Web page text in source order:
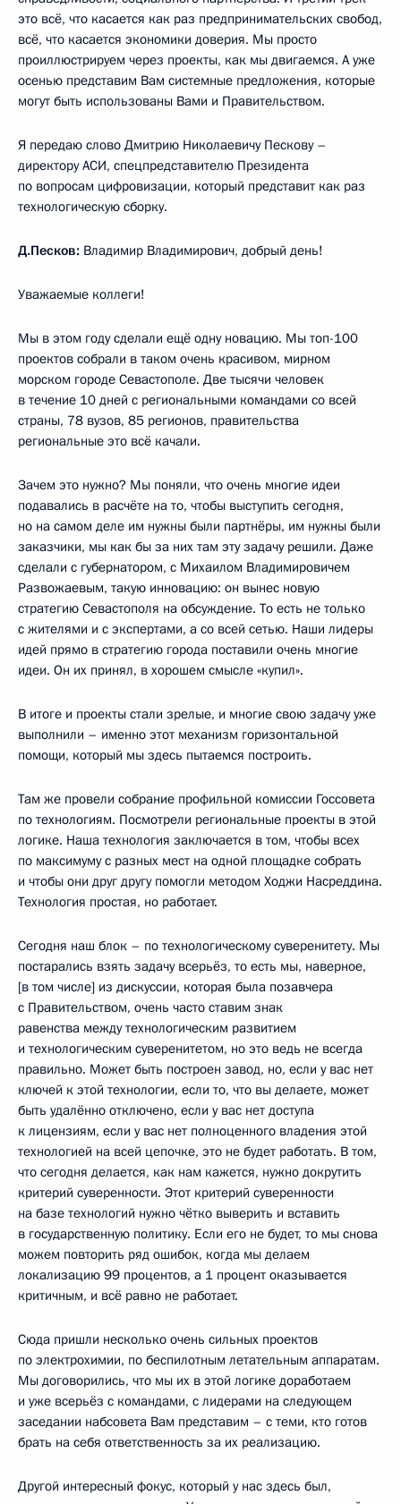
это всё, что касается как раз предпринимательских свобод,
всё, что касается экономики доверия. Мы просто
проиллюстрируем через проекты, как мы двигаемся. А уже
осенью представим Вам системные предложения, которые
могут быть использованы Вами и Правительством.
Я передаю слово Дмитрию Николаевичу Пескову –
директору АСИ, спецпредставителю Президента
по вопросам цифровизации, который представит как раз
технологическую сборку.
Д.Песков: Владимир Владимирович, добрый день!
Уважаемые коллеги!
Мы в этом году сделали ещё одну новацию. Мы топ-100
проектов собрали в таком очень красивом, мирном
морском городе Севастополе. Две тысячи человек
в течение 10 дней с региональными командами со всей
страны, 78 вузов, 85 регионов, правительства
региональные это всё качали.
Зачем это нужно? Мы поняли, что очень многие идеи
подавались в расчёте на то, чтобы выступить сегодня,
но на самом деле им нужны были партнёры, им нужны были
заказчики, мы как бы за них там эту задачу решили. Даже
сделали с губернатором, с Михаилом Владимировичем
Развожаевым, такую инновацию: он вынес новую
стратегию Севастополя на обсуждение. То есть не только
с жителями и с экспертами, а со всей сетью. Наши лидеры
идей прямо в стратегию города поставили очень многие
идеи. Он их принял, в хорошем смысле «купил».
В итоге и проекты стали зрелые, и многие свою задачу уже
выполнили – именно этот механизм горизонтальной
помощи, который мы здесь пытаемся построить.
Там же провели собрание профильной комиссии Госсовета
по технологиям. Посмотрели региональные проекты в этой
логике. Наша технология заключается в том, чтобы всех
по максимуму с разных мест на одной площадке собрать
и чтобы они друг другу помогли методом Ходжи Насреддина.
Технология простая, но работает.
Сегодня наш блок – по технологическому суверенитету. Мы
постарались взять задачу всерьёз, то есть мы, наверное,
[в том числе] из дискуссии, которая была позавчера
с Правительством, очень часто ставим знак
равенства между технологическим развитием
и технологическим суверенитетом, но это ведь не всегда
правильно. Может быть построен завод, но, если у вас нет
ключей к этой технологии, если то, что вы делаете, может
быть удалённо отключено, если у вас нет доступа
к лицензиям, если у вас нет полноценного владения этой
технологией на всей цепочке, это не будет работать. В том,
что сегодня делается, как нам кажется, нужно докрутить
критерий суверенности. Этот критерий суверенности
на базе технологий нужно чётко выверить и вставить
в государственную политику. Если его не будет, то мы снова
можем повторить ряд ошибок, когда мы делаем
локализацию 99 процентов, а 1 процент оказывается
критичным, и всё равно не работает.
Сюда пришли несколько очень сильных проектов
по электрохимии, по беспилотным летательным аппаратам.
Мы договорились, что мы их в этой логике доработаем
и уже всерьёз с командами, с лидерами на следующем
заседании набсовета Вам представим – с теми, кто готов
брать на себя ответственность за их реализацию.
Другой интересный фокус, который у нас здесь был,